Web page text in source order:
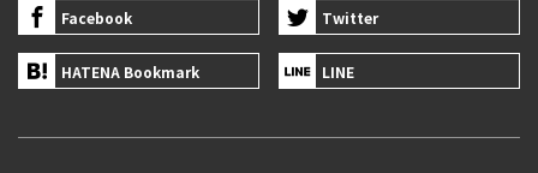
Facebook Twitter
HATENA Bookmark LINE